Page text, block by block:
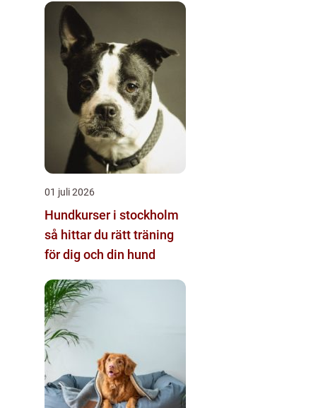
01 juli 2026
Hundkurser i stockholm
så hittar du rätt träning
för dig och din hund